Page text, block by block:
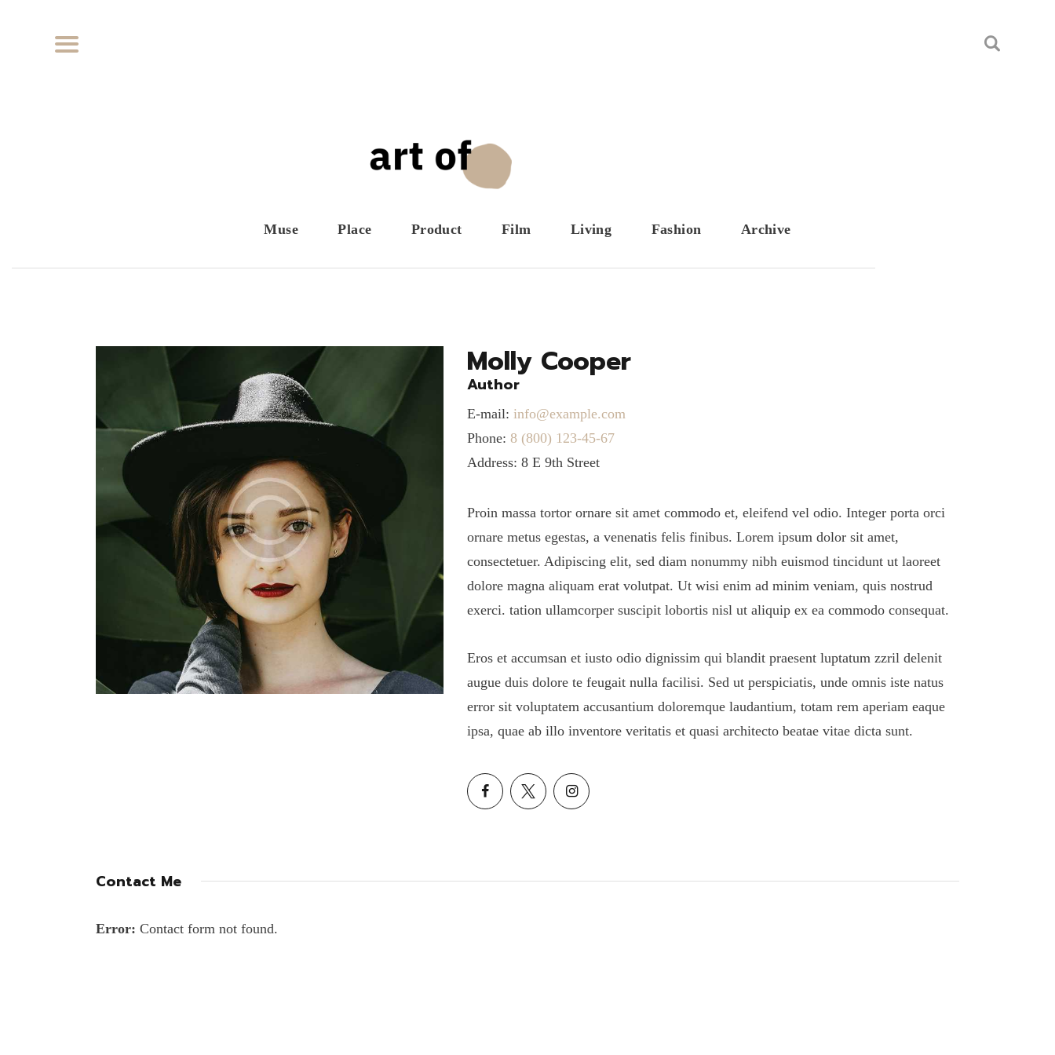
Muse Place Product Film Living Fashion Archive
Molly Cooper
Author
E-mail: info@example.com
Phone: 8 (800) 123-45-67
Address: 8 E 9th Street
Proin massa tortor ornare sit amet commodo et, eleifend vel odio. Integer porta orci
ornare metus egestas, a venenatis felis finibus. Lorem ipsum dolor sit amet,
consectetuer. Adipiscing elit, sed diam nonummy nibh euismod tincidunt ut laoreet
dolore magna aliquam erat volutpat. Ut wisi enim ad minim veniam, quis nostrud
exerci. tation ullamcorper suscipit lobortis nisl ut aliquip ex ea commodo consequat.
Eros et accumsan et iusto odio dignissim qui blandit praesent luptatum zzril delenit
augue duis dolore te feugait nulla facilisi. Sed ut perspiciatis, unde omnis iste natus
error sit voluptatem accusantium doloremque laudantium, totam rem aperiam eaque
ipsa, quae ab illo inventore veritatis et quasi architecto beatae vitae dicta sunt.
Contact Me
Error: Contact form not found.